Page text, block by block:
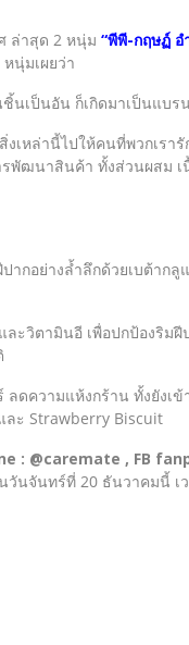
ล่าสุด 2 หนุ่ม “พีพี-กฤษฏ์ อ
นุ่มเผยว่า
นเป็นอัน ก็เกิดมาเป็นแบร
เหล่านี้ไปให้คนที่พวกเรา
รพัฒนาสินค้า ทั้งส่วนผส
ากอย่างล้ำลึกด้วยเบต้าก
ะวิตามินอี เพื่อปกป้องริม
ความแห้งกร้าน ทั้งยังเข้
ละ Strawberry Biscuit
: @caremate , FB
วันจันทร์ที่ 20 ธันวาคมนี้ เ